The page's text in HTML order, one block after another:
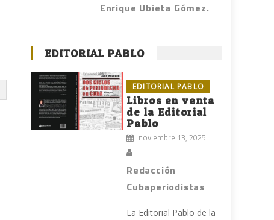
Enrique Ubieta Gómez.
EDITORIAL PABLO
EDITORIAL PABLO
Libros en venta
de la Editorial
Pablo
noviembre 13, 2025
Redacción
Cubaperiodistas
La Editorial Pablo de la